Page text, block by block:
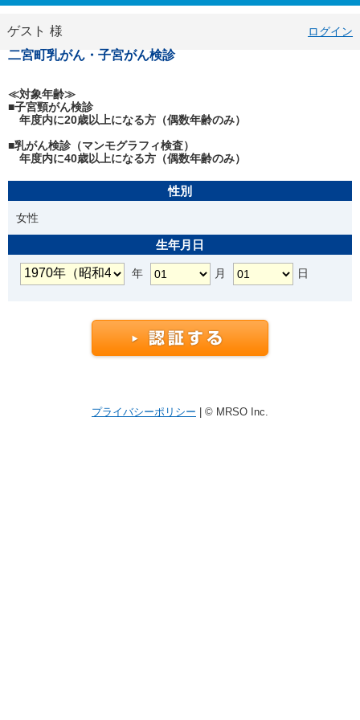
ゲスト 様 ログイン
二宮町乳がん・子宮がん検診
≪対象年齢≫
■子宮頸がん検診
年度内に20歳以上になる方（偶数年齢のみ）
■乳がん検診（マンモグラフィ検査）
年度内に40歳以上になる方（偶数年齢のみ）
性別
女性
生年月日
年 月 日
プライバシーポリシー | © MRSO Inc.